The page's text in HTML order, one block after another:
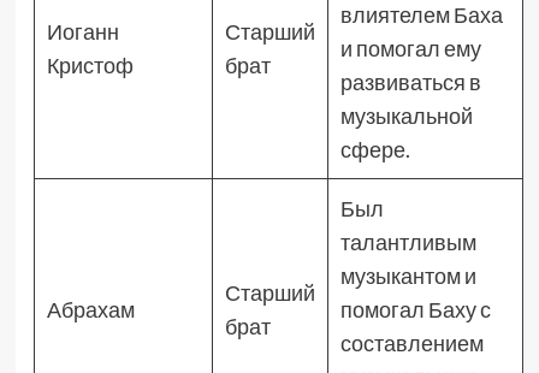
Иоганн
Кристоф
Старший
брат
влиятелем Баха
и помогал ему
развиваться в
музыкальной
сфере.
Абрахам
Старший
брат
Был
талантливым
музыкантом и
помогал Баху с
составлением